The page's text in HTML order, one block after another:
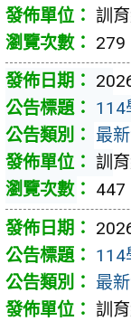
訓
279
114
最
訓
447
114
最
訓